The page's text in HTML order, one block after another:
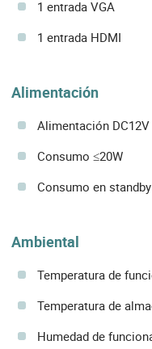
1 entrada VGA
1 entrada HDMI
Alimentación
Alimentación DC12V
Consumo ≤20W
Consumo en
Ambiental
Temperatura de
Temperatura de
Humedad de